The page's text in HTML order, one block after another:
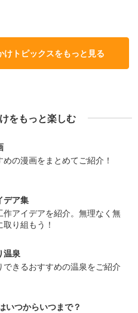
トピックスをもっと見る
をもっと楽しむ
の漫画をまとめてご紹介！
デア集
作アイデアを紹介。無理なく無
り組もう！
温泉
きるおすすめの温泉をご紹介
いつからいつまで？